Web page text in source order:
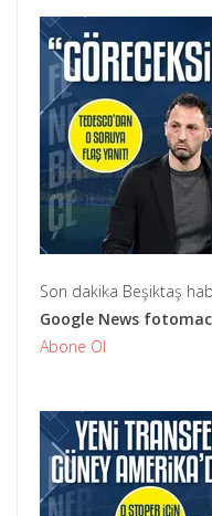
Son dakika Beşiktaş
Google News
Abone Ol